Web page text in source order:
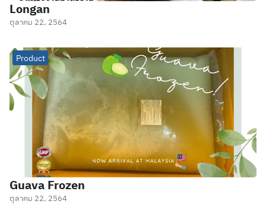
Longan
ตุลาคม 22, 2564
Product
Guava Frozen
ตุลาคม 22, 2564